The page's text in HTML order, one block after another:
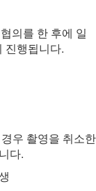
의를 한 후에 일
진행됩니다.
우 촬영을 취소한
다.